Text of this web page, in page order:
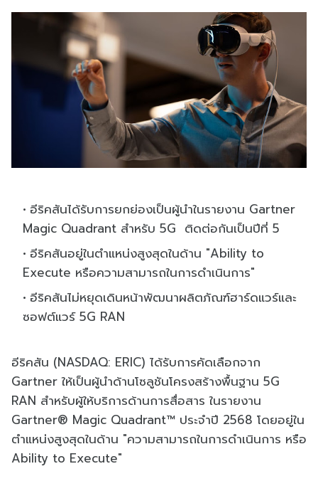
อีริคสันได้รับการยกย่องเป็นผู้นำในรายงาน Gartner
Magic Quadrant สำหรับ 5G ติดต่อกันเป็นปีที่ 5
อีริคสันอยู่ในตำแหน่งสูงสุดในด้าน "Ability to
Execute หรือความสามารถในการดำเนินการ"
อีริคสันไม่หยุดเดินหน้าพัฒนาผลิตภัณฑ์ฮาร์ดแวร์และ
ซอฟต์แวร์ 5G RAN
อีริคสัน (NASDAQ: ERIC) ได้รับการคัดเลือกจาก
Gartner ให้เป็นผู้นำด้านโซลูชันโครงสร้างพื้นฐาน 5G
RAN สำหรับผู้ให้บริการด้านการสื่อสาร ในรายงาน
Gartner® Magic Quadrant™ ประจำปี 2568 โดยอยู่ใน
ตำแหน่งสูงสุดในด้าน "ความสามารถในการดำเนินการ หรือ
Ability to Execute"